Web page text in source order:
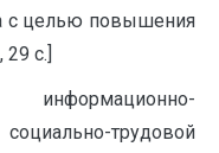
с целью повышения
29 с.]
социально-трудовой